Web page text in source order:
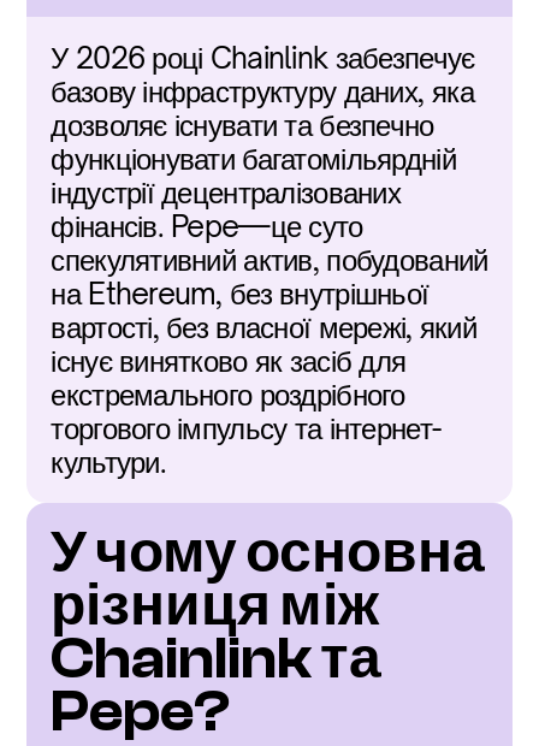
У 2026 році Chainlink забезпечує
базову інфраструктуру даних, яка
дозволяє існувати та безпечно
функціонувати багатомільярдній
індустрії децентралізованих
фінансів. Pepe—це суто
спекулятивний актив, побудований
на Ethereum, без внутрішньої
вартості, без власної мережі, який
існує винятково як засіб для
екстремального роздрібного
торгового імпульсу та інтернет-
культури.
У чому основна
різниця між
Chainlink та
Pepe?